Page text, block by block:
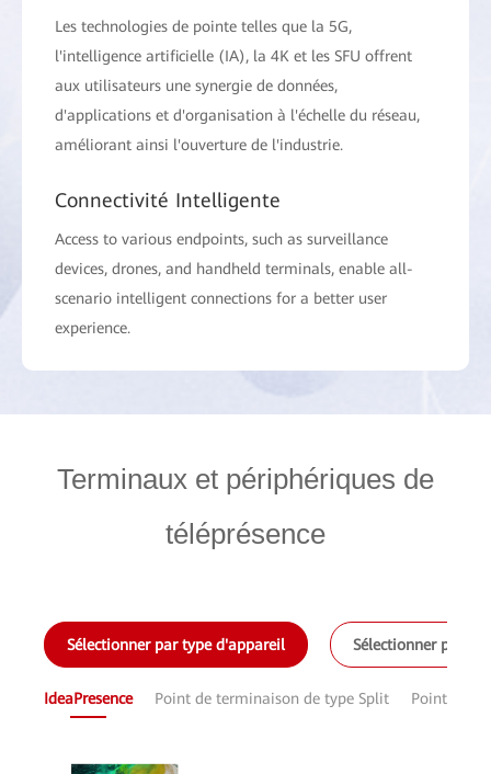
Les technologies de pointe telles que la 5G,
l'intelligence artificielle (IA), la 4K et les SFU offrent
aux utilisateurs une synergie de données,
d'applications et d'organisation à l'échelle du réseau,
améliorant ainsi l'ouverture de l'industrie.
Connectivité Intelligente
Access to various endpoints, such as surveillance
devices, drones, and handheld terminals, enable all-
scenario intelligent connections for a better user
experience.
Terminaux et périphériques de
téléprésence
Sélectionner par type d'appareil Sélectionner par
IdeaPresence Point de terminaison de type Split Point de